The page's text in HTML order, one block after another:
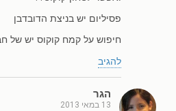
פסיליום יש בניצת הדובדבן
חיפוש על קמח קוקוס יש של
להגיב
הגר
13 במאי 2013